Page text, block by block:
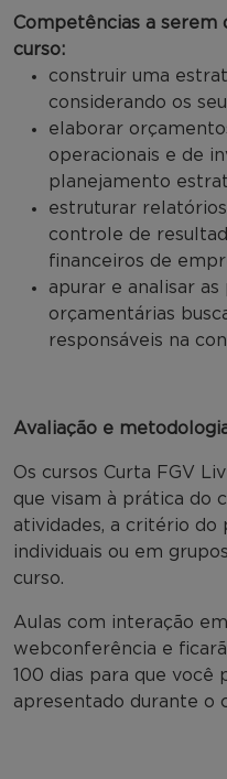
Competências a serem
curso:
construir uma
considerando os
elaborar
operacionais e de
planejamento
estruturar
controle de
financeiros de
apurar e analisar
orçamentárias
responsáveis na
Avaliação e
Os cursos Curta FGV
que visam à prática do
atividades, a critério do
individuais ou em
curso.
Aulas com interação
webconferência e
100 dias para que você
apresentado durante o